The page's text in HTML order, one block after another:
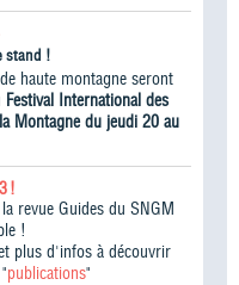
stand !
haute montagne seront
Festival International des
Montagne du jeudi 20 au
!
revue Guides du SNGM
!
plus d'infos à découvrir
publications"